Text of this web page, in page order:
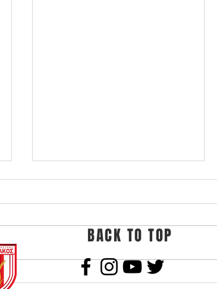
ΠΑΣ Γιάννινα -
BACK TO TOP